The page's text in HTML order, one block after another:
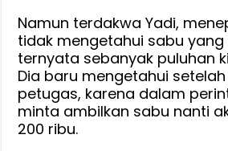
Namun terdakwa Yadi,
tidak mengetahui sabu
ternyata sebanyak puluhan
Dia baru mengetahui
petugas, karena dalam
minta ambilkan sabu nanti
200 ribu.